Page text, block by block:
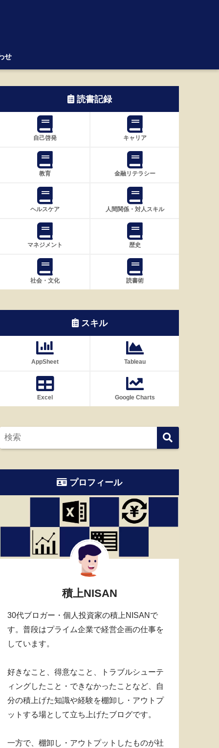
せ
読書記録
自己啓発 キャリア
教育 金融リテラシー
ヘルスケア 人間関係・対人スキル
マネジメント 歴史
社会・文化 読書術
スキル
AppSheet Tableau
Excel Google Charts
プロフィール
積上NISAN
30代ブロガー・個人投資家の積上NISANで
す。普段はプライム企業で経営企画の仕事を
しています。
好きなこと、得意なこと、トラブルシューテ
ィングしたこと・できなかったことなど、自
分の積上げた知識や経験を棚卸し・アウトプ
ットする場として立ち上げたブログです。
一方で、棚卸し・アウトプットしたものが社